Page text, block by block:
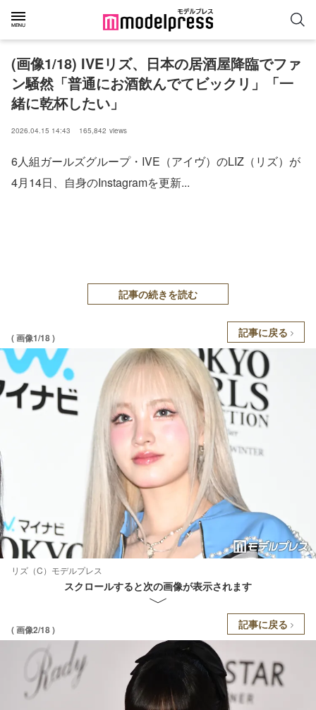
(画像1/18) IVEリズ、日本の居酒屋降臨でファ
ン騒然「普通にお酒飲んでてビックリ」「一
緒に乾杯したい」
2026.04.15 14:43 165,842 views
6人組ガールズグループ・IVE（アイヴ）のLIZ（リズ）が
4月14日、自身のInstagramを更新...
記事の続きを読む
( 画像1/18 ) 記事に戻る
リズ（C）モデルプレス
スクロールすると次の画像が表示されます
( 画像2/18 ) 記事に戻る